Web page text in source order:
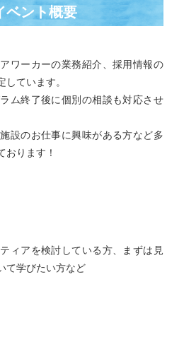
ベント概要
ワーカーの業務紹介、採用情報の
ています。
ム終了後に個別の相談も対応させ
設のお仕事に興味がある方など多
おります！
ィアを検討している方、まずは見
て学びたい方など